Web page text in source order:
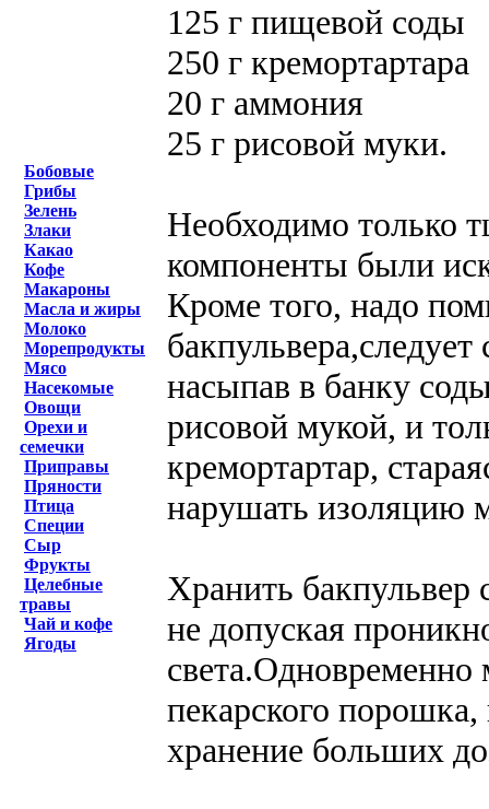
Бобовые
Грибы
Зелень
Злаки
Какао
Кофе
Макароны
Масла и жиры
Молоко
Морепродукты
Мясо
Насекомые
Овощи
Орехи и
семечки
Приправы
Пряности
Птица
Специи
Сыр
Фрукты
Целебные
травы
Чай и кофе
Ягоды
125 г пищевой соды
250 г кремортартара
20 г аммония
25 г рисовой муки.
Необходимо только
компоненты были
Кроме того, надо
насыпав в банку
рисовой мукой, и
кремортартар,
нарушать изоляцию
Хранить бакпульвер
не допуская
пекарского
хранение больших